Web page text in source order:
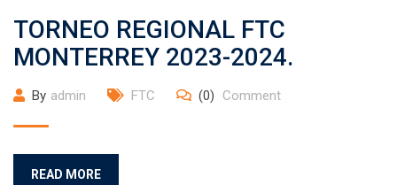
TORNEO REGIONAL FTC
MONTERREY 2023-2024.
By admin FTC (0) Comment
READ MORE